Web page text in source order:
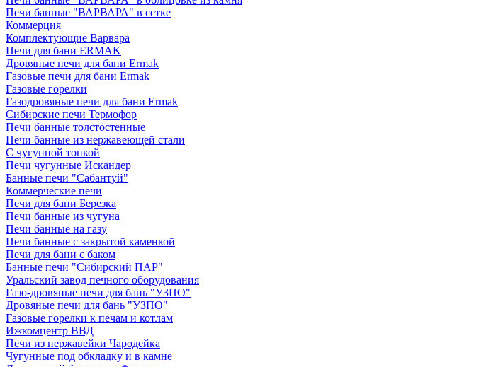
Печи банные "ВАРВАРА" в сетке
Коммерция
Комплектующие Варвара
Печи для бани ERMAK
Дровяные печи для бани Ermak
Газовые печи для бани Ermak
Газовые горелки
Газодровяные печи для бани Ermak
Сибирские печи Термофор
Печи банные толстостенные
Печи банные из нержавеющей стали
С чугунной топкой
Печи чугунные Искандер
Банные печи "Сабантуй"
Коммерческие печи
Печи для бани Березка
Печи банные из чугуна
Печи банные на газу
Печи банные с закрытой каменкой
Печи для бани с баком
Банные печи "Сибирский ПАР"
Уральский завод печного оборудования
Газо-дровяные печи для бань "УЗПО"
Дровяные печи для бань "УЗПО"
Газовые горелки к печам и котлам
Ижкомцентр ВВД
Печи из нержавейки Чародейка
Чугунные под обкладку и в камне